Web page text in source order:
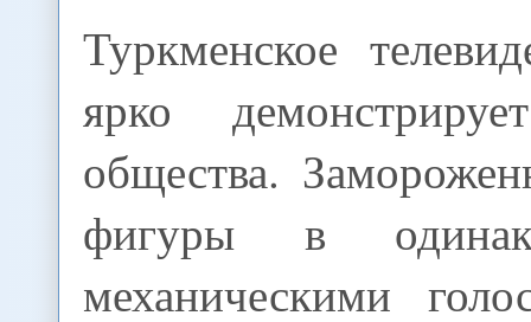
Туркменское
ярко
общества.
фигуры в
механическими